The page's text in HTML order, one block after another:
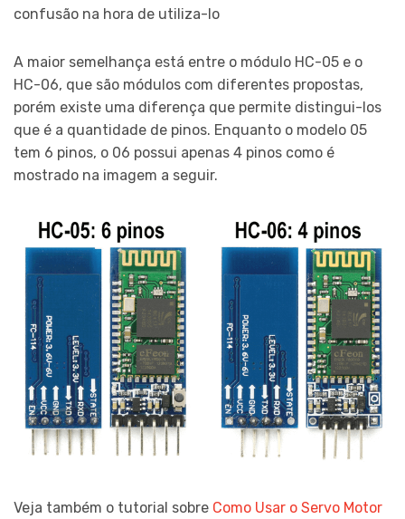
confusão na hora de utiliza-lo
A maior semelhança está entre o módulo HC-05 e o
HC-06, que são módulos com diferentes propostas,
porém existe uma diferença que permite distingui-los
que é a quantidade de pinos. Enquanto o modelo 05
tem 6 pinos, o 06 possui apenas 4 pinos como é
mostrado na imagem a seguir.
Veja também o tutorial sobre Como Usar o Servo Motor